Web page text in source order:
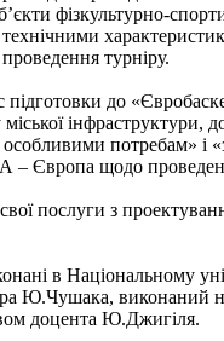
фізкультурно-
турніру.
до
міської
потребам» і
– Європа щодо
послуги з
в Національному
Ю.Чушака, виконаний
доцента Ю.Джигіля.